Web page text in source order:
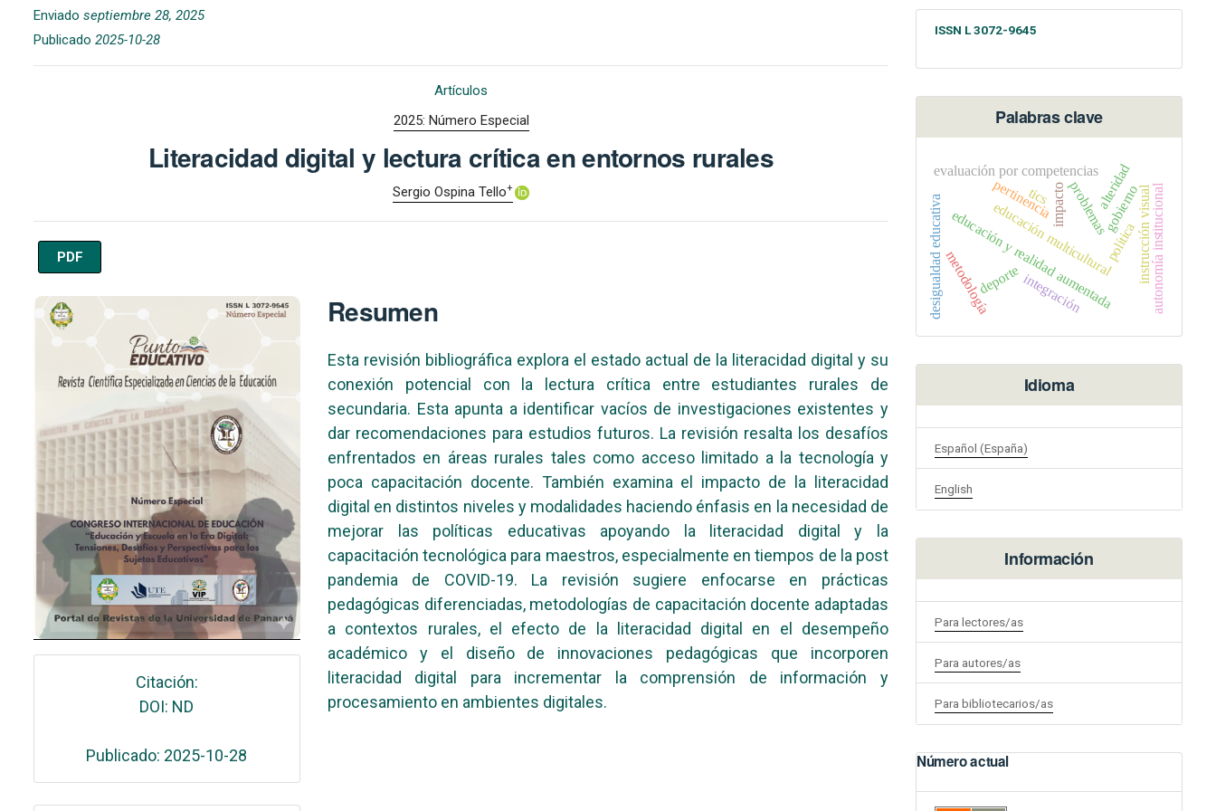
Enviado septiembre 28, 2025
Publicado 2025-10-28
Artículos
2025: Número Especial
Literacidad digital y lectura crítica en entornos rurales
Sergio Ospina Tello+
PDF
Imagen de portada
Citación:
DOI: ND
Publicado: 2025-10-28
Resumen
Esta revisión bibliográfica explora el estado actual de la literacidad digital y su
conexión potencial con la lectura crítica entre estudiantes rurales de
secundaria. Esta apunta a identificar vacíos de investigaciones existentes y
dar recomendaciones para estudios futuros. La revisión resalta los desafíos
enfrentados en áreas rurales tales como acceso limitado a la tecnología y
poca capacitación docente. También examina el impacto de la literacidad
digital en distintos niveles y modalidades haciendo énfasis en la necesidad de
mejorar las políticas educativas apoyando la literacidad digital y la
capacitación tecnológica para maestros, especialmente en tiempos de la post
pandemia de COVID-19. La revisión sugiere enfocarse en prácticas
pedagógicas diferenciadas, metodologías de capacitación docente adaptadas
a contextos rurales, el efecto de la literacidad digital en el desempeño
académico y el diseño de innovaciones pedagógicas que incorporen
literacidad digital para incrementar la comprensión de información y
procesamiento en ambientes digitales.
ISSN L 3072-9645
Palabras clave
educación y realidad aumentada
deporte
problemas
impacto gobierno
política
evaluación por competencias
educación multicultural
desigualdad educativa integración
instrucción visual
pertinencia autonomía institucional
metodología
alteridad
tics
Idioma
Español (España)
English
Información
Para lectores/as
Para autores/as
Para bibliotecarios/as
Número actual